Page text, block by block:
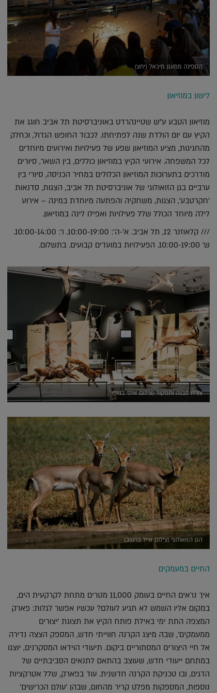
הספינה ממעגן מיכאל (יחצ)
לישון במוזיאון
מוזיאון הטבע ע"ש שטיינהרדט באוניברסיטת תל אביב חוגג את
הקיץ עם יום הולדת שנה לפתיחתו. לכבוד החופש הגדול, וכחלק
מהחגיגות, מציע המוזיאון שפע של פעילויות ואירועים מיוחדים
לכל המשפחה. אירועי הקיץ במוזיאון כוללים, בין השאר, סיורים
מודרכים בתערוכות המוזיאון הכלולים במחיר הכניסה, סיורי בין
ערביים בגן הזואולוגי של אוניברסיטת תל אביב, הצגות, סדנאות
'חקרטבע', הצגות, משחקיה והפתעה מיוחדת במינה – אירוע
לילה מיוחד הכולל שלל פעילויות ואפילו לינה במוזיאון.
/// קלאוזנר 12, תל אביב. א'-ה': 10:00-19:00. ו': 10:00-14:00.
ש' 10:00-19:00. הפעילויות במועדים קבועים. בתשלום.
צורה מבנה ותפקוד (צילום איתי בנית)
הגן הזואולוגי (צילום אייל ברטוב)
החיים במעמקים
איך נראים החיים בעומק 11,000 מטרים מתחת לקרקעית הים,
במקום אליו השמש לא תגיע לעולם? עכשיו אפשר לגלות: פארק
המצפה התת ימי באילת פותח הקיץ את תצוגת 'יצורים
ממעמקים', שבה מיצג הקרנה חווייתי חדש, המספק הצצה נדירה
אל חיי היצורים המסתוריים ביקום. תיעודי הוידאו המסקרנים, יוצגו
במתחם ייעודי חדש, שעוצב בהתאם לתנאים הסביבתיים של
הדגים, ובו טכניקת הקרנה חדשנית. עוד בפארק, שלל אטרקציות
נוספות, המספקות מפלט קריר מהחום, שבהן 'עולם הכרישים'